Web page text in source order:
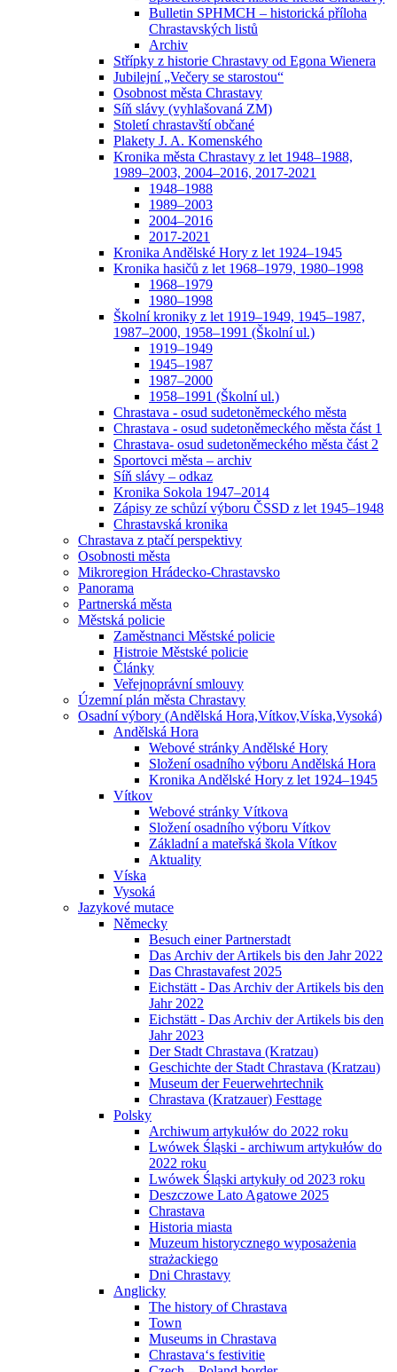
Bulletin SPHMCH – historická příloha
Chrastavských listů
Archiv
Střípky z historie Chrastavy od Egona Wienera
Jubilejní „Večery se starostou“
Osobnost města Chrastavy
Síň slávy (vyhlašovaná ZM)
Století chrastavští občané
Plakety J. A. Komenského
Kronika města Chrastavy z let 1948–1988,
1989–2003, 2004–2016, 2017-2021
1948–1988
1989–2003
2004–2016
2017-2021
Kronika Andělské Hory z let 1924–1945
Kronika hasičů z let 1968–1979, 1980–1998
1968–1979
1980–1998
Školní kroniky z let 1919–1949, 1945–1987,
1987–2000, 1958–1991 (Školní ul.)
1919–1949
1945–1987
1987–2000
1958–1991 (Školní ul.)
Chrastava - osud sudetoněmeckého města
Chrastava - osud sudetoněmeckého města část 1
Chrastava- osud sudetoněmeckého města část 2
Sportovci města – archiv
Síň slávy – odkaz
Kronika Sokola 1947–2014
Zápisy ze schůzí výboru ČSSD z let 1945–1948
Chrastavská kronika
Chrastava z ptačí perspektivy
Osobnosti města
Mikroregion Hrádecko-Chrastavsko
Panorama
Partnerská města
Městská policie
Zaměstnanci Městské policie
Histroie Městské policie
Články
Veřejnoprávní smlouvy
Územní plán města Chrastavy
Osadní výbory (Andělská Hora,Vítkov,Víska,Vysoká)
Andělská Hora
Webové stránky Andělské Hory
Složení osadního výboru Andělská Hora
Kronika Andělské Hory z let 1924–1945
Vítkov
Webové stránky Vítkova
Složení osadního výboru Vítkov
Základní a mateřská škola Vítkov
Aktuality
Víska
Vysoká
Jazykové mutace
Německy
Besuch einer Partnerstadt
Das Archiv der Artikels bis den Jahr 2022
Das Chrastavafest 2025
Eichstätt - Das Archiv der Artikels bis den
Jahr 2022
Eichstätt - Das Archiv der Artikels bis den
Jahr 2023
Der Stadt Chrastava (Kratzau)
Geschichte der Stadt Chrastava (Kratzau)
Museum der Feuerwehrtechnik
Chrastava (Kratzauer) Festtage
Polsky
Archiwum artykułów do 2022 roku
Lwówek Śląski - archiwum artykułów do
2022 roku
Lwówek Śląski artykuły od 2023 roku
Deszczowe Lato Agatowe 2025
Chrastava
Historia miasta
Muzeum historycznego wyposażenia
strażackiego
Dni Chrastavy
Anglicky
The history of Chrastava
Town
Museums in Chrastava
Chrastava‘s festivitie